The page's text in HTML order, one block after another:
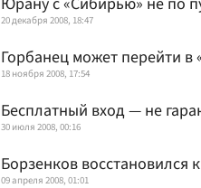
20 декабря 2008, 18:47
Горбанец может перейти в
18 ноября 2008, 17:54
Бесплатный вход — не
30 июля 2008, 00:16
Борзенков восстановился
09 апреля 2008, 01:01